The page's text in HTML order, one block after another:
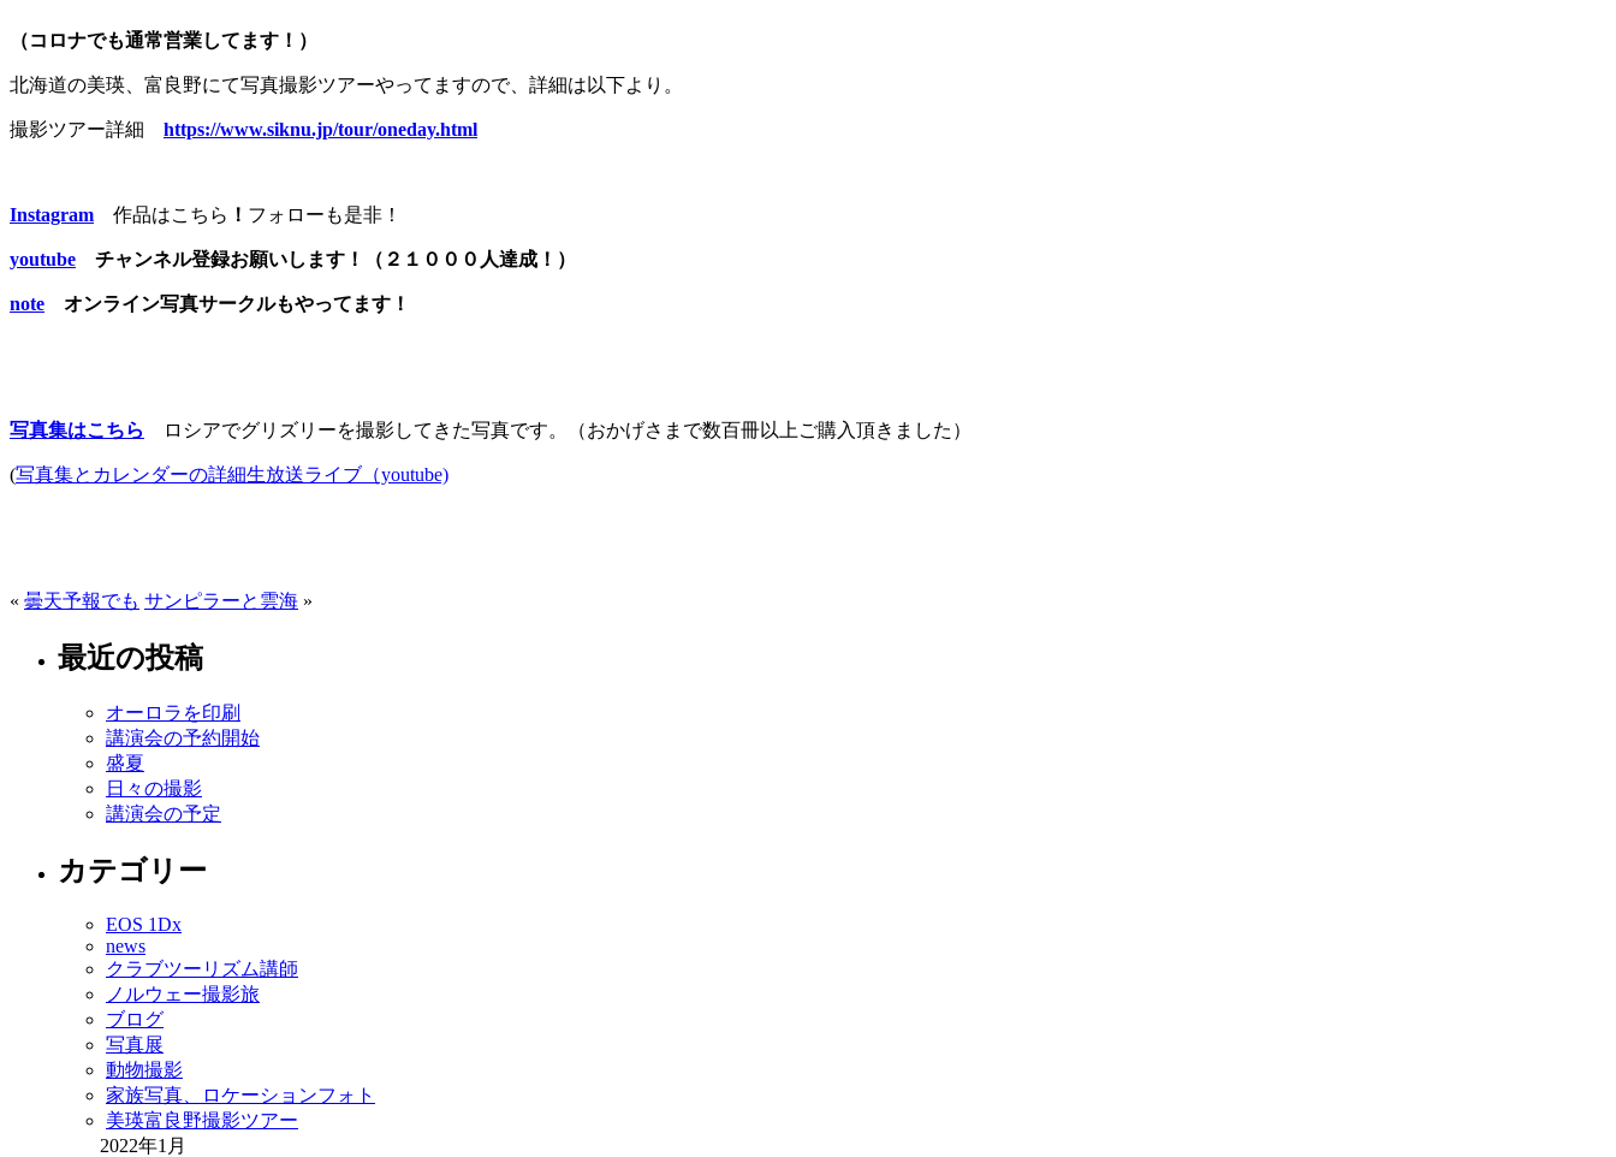
（コロナでも通常営業してます！）
北海道の美瑛、富良野にて写真撮影ツアーやってますので、詳細は以下より。
撮影ツアー詳細 https://www.siknu.jp/tour/oneday.html
Instagram 作品はこちら ！ フォローも是非！
youtube チャンネル登録お願いします！（２１０００人達成！）
note オンライン写真サークルもやってます！
写真集はこちら ロシアでグリズリーを撮影してきた写真です。（おかげさまで数百冊以上ご購入頂きました）
(写真集とカレンダーの詳細生放送ライブ（youtube)
« 曇天予報でも サンピラーと雲海 »
最近の投稿
オーロラを印刷
講演会の予約開始
盛夏
日々の撮影
講演会の予定
カテゴリー
EOS 1Dx
news
クラブツーリズム講師
ノルウェー撮影旅
ブログ
写真展
動物撮影
家族写真、ロケーションフォト
美瑛富良野撮影ツアー
2022年1月